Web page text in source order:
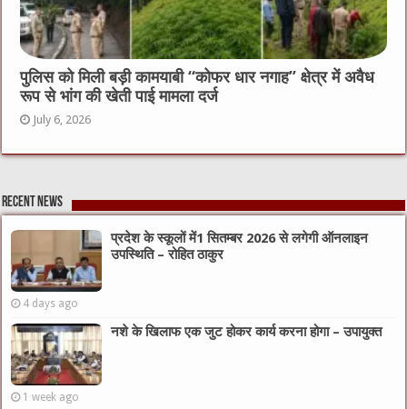
पुलिस को मिली बड़ी कामयाबी “कोफर धार नगाह” क्षेत्र में अवैध
रूप से भांग की खेती पाई मामला दर्ज
July 6, 2026
Recent News
प्रदेश के स्कूलों में1 सितम्बर 2026 से लगेगी ऑनलाइन
उपस्थिति – रोहित ठाकुर
4 days ago
नशे के खिलाफ एक जुट होकर कार्य करना होगा – उपायुक्त
1 week ago